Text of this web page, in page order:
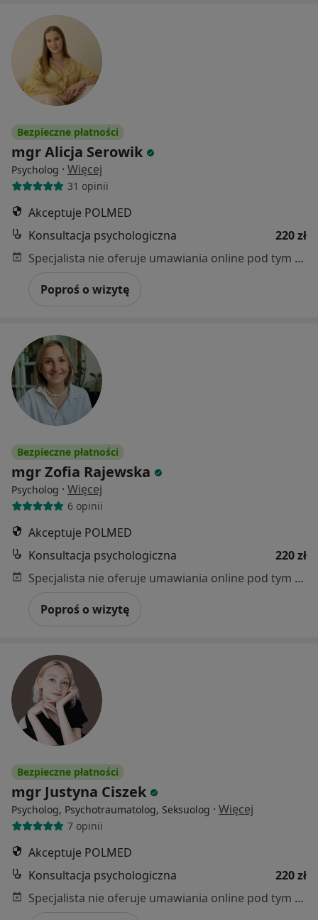
Bezpieczne płatności
mgr Alicja Serowik
Psycholog · Więcej
31 opinii
Akceptuje POLMED
Konsultacja psychologiczna
220 zł
Specjalista nie oferuje umawiania online pod tym adresem.
Poproś o wizytę
Bezpieczne płatności
mgr Zofia Rajewska
Psycholog · Więcej
6 opinii
Akceptuje POLMED
Konsultacja psychologiczna
220 zł
Specjalista nie oferuje umawiania online pod tym adresem.
Poproś o wizytę
Bezpieczne płatności
mgr Justyna Ciszek
Psycholog, Psychotraumatolog, Seksuolog · Więcej
7 opinii
Akceptuje POLMED
Konsultacja psychologiczna
220 zł
Specjalista nie oferuje umawiania online pod tym adresem.